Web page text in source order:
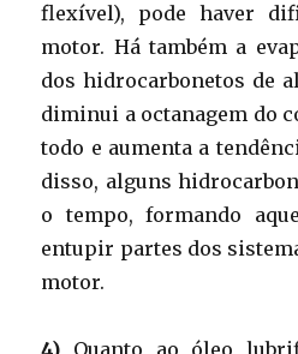
flexível), pode haver
motor. Há também a
dos hidrocarbonetos de
diminui a octanagem do
todo e aumenta a
disso, alguns
o tempo, formando
entupir partes dos
motor.